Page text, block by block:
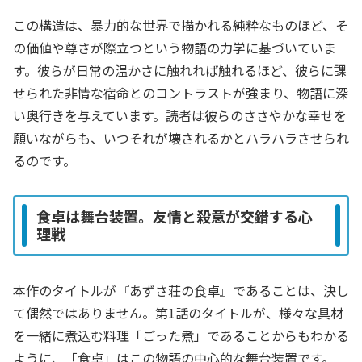
この構造は、暴力的な世界で描かれる純粋なものほど、そ
の価値や尊さが際立つという物語の力学に基づいていま
す。彼らが日常の温かさに触れれば触れるほど、彼らに課
せられた非情な宿命とのコントラストが強まり、物語に深
い奥行きを与えています。読者は彼らのささやかな幸せを
願いながらも、いつそれが壊されるかとハラハラさせられ
るのです。
食卓は舞台装置。友情と殺意が交錯する心
理戦
本作のタイトルが『あずさ荘の食卓』であることは、決し
て偶然ではありません。第1話のタイトルが、様々な具材
を一緒に煮込む料理「ごった煮」であることからもわかる
ように、「食卓」はこの物語の中心的な舞台装置です。